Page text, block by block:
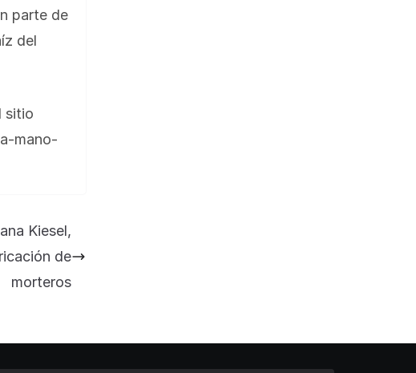
parte de
del
sitio
mano-
Kiesel,
de
morteros